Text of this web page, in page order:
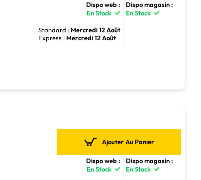
Dispo web :
En Stock
Standard : Mercredi 12 Août
Express : Mercredi 12 Août
Dispo magasin :
En Stock
Ajouter Au Panier
Dispo web :
En Stock
Dispo magasin :
En Stock